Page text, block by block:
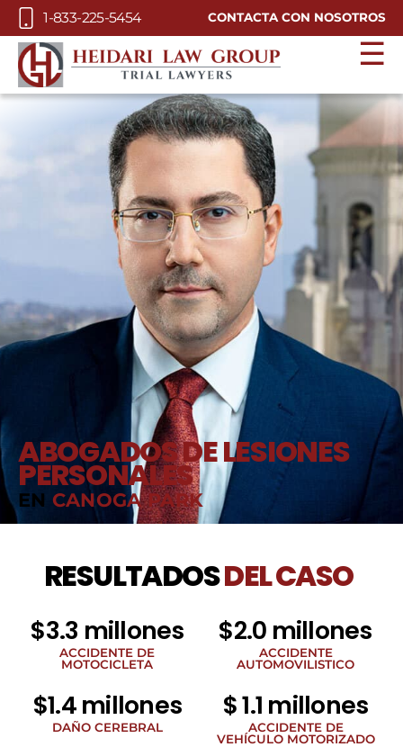
Skip to Main Content
1-833-225-5454 CONTACTA CON NOSOTROS
☰
ABOGADOS DE LESIONES
PERSONALES
EN CANOGA PARK
RESULTADOSDEL CASO
$3.3 millones
ACCIDENTE DE
MOTOCICLETA
$2.0 millones
ACCIDENTE
AUTOMOVILISTICO
$1.4 millones
DAÑO CEREBRAL
$ 1.1 millones
ACCIDENTE DE
VEHÍCULO MOTORIZADO